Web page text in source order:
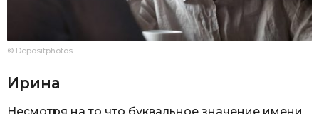
© Depositphotos
Ирина
Несмотря на то что буквальное значение имени